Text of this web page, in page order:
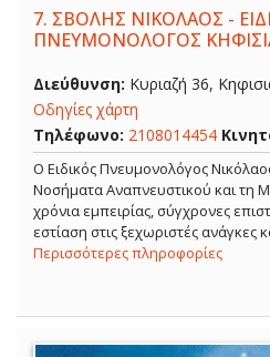
7. ΣΒΟΛΗΣ ΝΙΚΟΛΑΟΣ -
ΠΝΕΥΜΟΝΟΛΟΓΟΣ
Διεύθυνση: Κυριαζή 36,
Οδηγίες χάρτη
Τηλέφωνο: 2108014454
O Ειδικός Πνευμονολόγος
Νοσήματα Αναπνευστικού και τη
χρόνια εμπειρίας, σύγχρονες
εστίαση στις ξεχωριστές ανάγκες
Περισσότερες πληροφορίες